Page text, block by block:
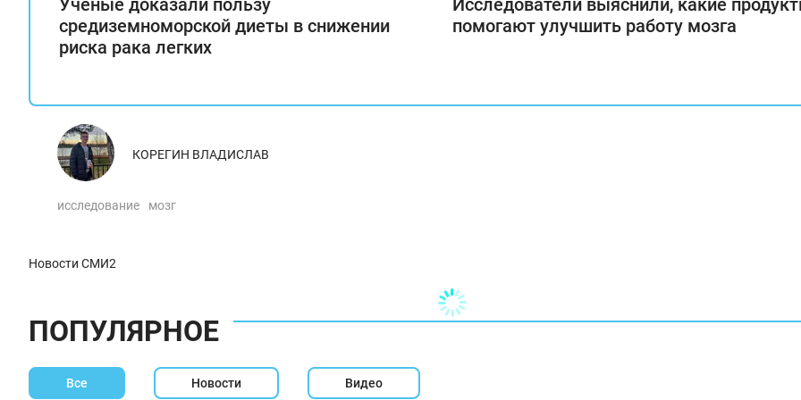
Ученые доказали пользу
средиземноморской диеты в снижении
риска рака легких
Исследователи выяснили, какие
помогают улучшить работу мозга
КОРЕГИН ВЛАДИСЛАВ
исследование мозг
Новости СМИ2
ПОПУЛЯРНОЕ
Все Новости Видео